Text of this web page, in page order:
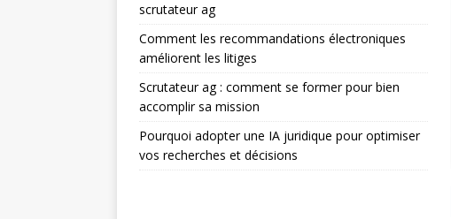
scrutateur ag
Comment les recommandations électroniques
améliorent les litiges
Scrutateur ag : comment se former pour bien
accomplir sa mission
Pourquoi adopter une IA juridique pour optimiser
vos recherches et décisions